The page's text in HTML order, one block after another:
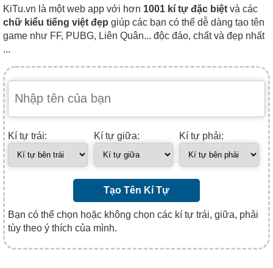
KiTu.vn là một web app với hơn 1001 kí tự đặc biệt và các
chữ kiểu tiếng việt đẹp giúp các bạn có thể dễ dàng tạo tên
game như FF, PUBG, Liên Quân... độc đáo, chất và đẹp nhất
...
Kí tự trái: Kí tự giữa: Kí tự phải:
Tạo Tên Kí Tự
Bạn có thể chọn hoặc không chọn các kí tự trái, giữa, phải
tùy theo ý thích của mình.